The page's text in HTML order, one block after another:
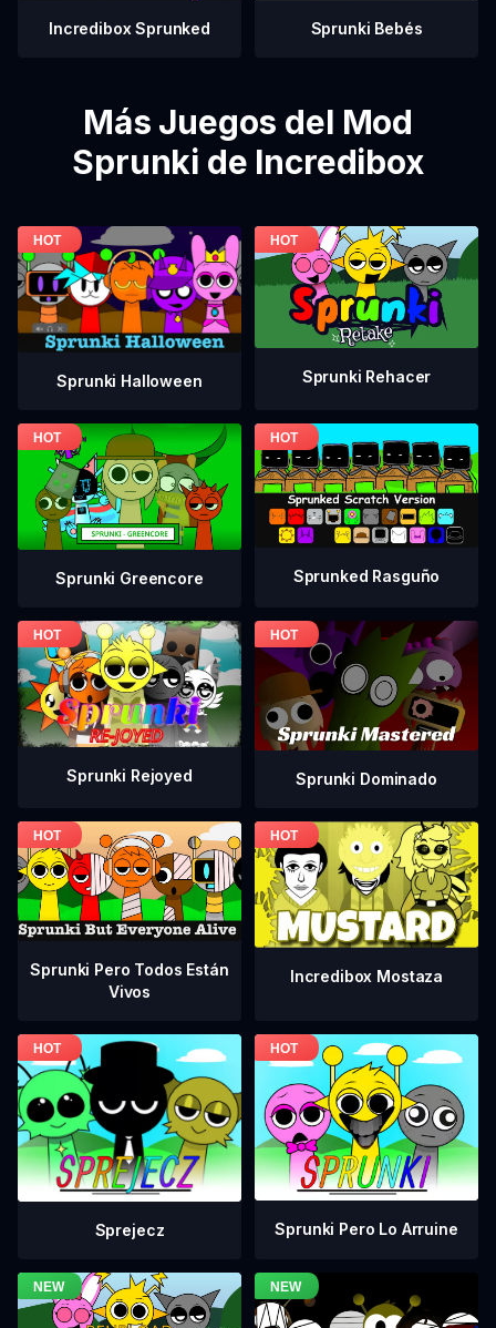
Incredibox Sprunked Sprunki Bebés
Más Juegos del Mod
Sprunki de Incredibox
Sprunki Halloween Sprunki Rehacer
Sprunki Greencore Sprunked Rasguño
Sprunki Rejoyed Sprunki Dominado
Sprunki Pero Todos Están
Vivos
Incredibox Mostaza
Sprejecz Sprunki Pero Lo Arruine